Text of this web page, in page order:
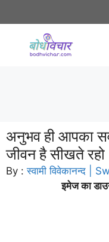
to
अनुभव ही आपका
जीवन है सीखते
By :स्वामी विवेकानन्द |
इमेज का